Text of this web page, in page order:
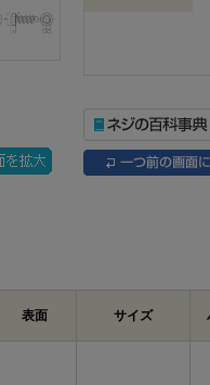
表面 サイズ